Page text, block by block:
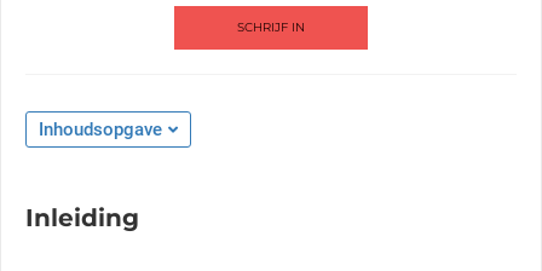
SCHRIJF IN
Inhoudsopgave
Inleiding